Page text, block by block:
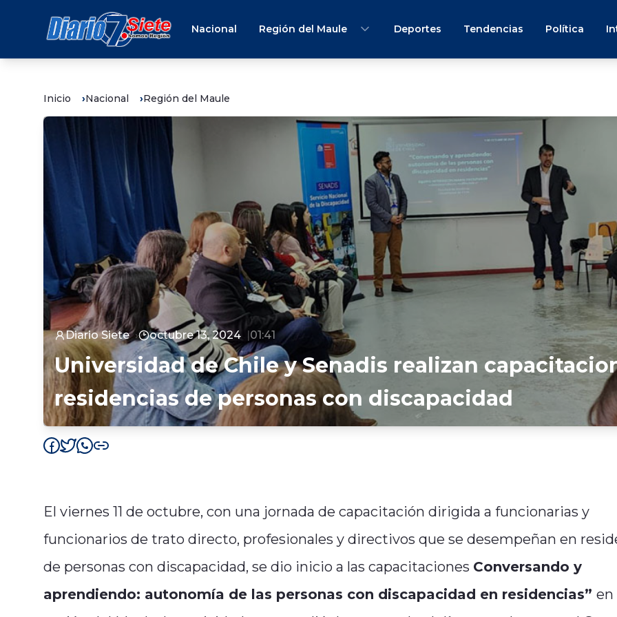
Nacional Región del Maule Deportes Tendencias Política
Inicio Nacional Región del Maule
Diario Siete octubre 13, 2024 01:41
Universidad de Chile y Senadis realizan
residencias de personas con discapacidad
El viernes 11 de octubre, con una jornada de capacitación dirigida a funcionarias y
funcionarios de trato directo, profesionales y directivos que se desempeñan en
de personas con discapacidad, se dio inicio a las capacitaciones Conversando y
aprendiendo: autonomía de las personas con discapacidad en residencias” en